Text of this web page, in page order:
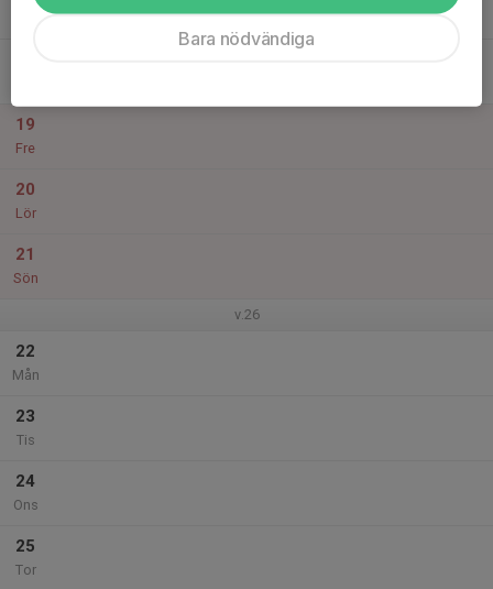
19
Fre
20
Lör
21
Sön
v.26
22
Mån
23
Tis
24
Ons
25
Tor
Bara nödvändiga